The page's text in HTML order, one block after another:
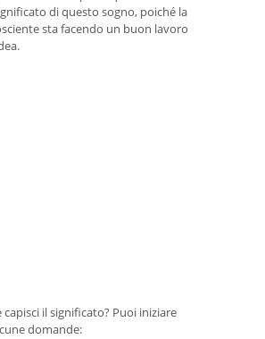
di questo sogno, poiché la
sta facendo un buon lavoro
il significato? Puoi iniziare
domande: